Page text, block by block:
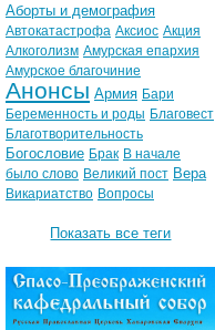
Аборты и демография
Автокатастрофа Аксиос Акция
Алкоголизм Амурская епархия
Амурское благочиние
Анонсы Армия Бари
Беременность и роды Благовест
Благотворительность
Богословие Брак В начале
было слово Великий пост Вера
Викариатство Вопросы
Показать все теги